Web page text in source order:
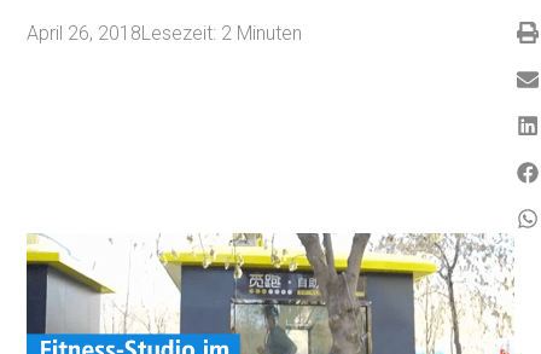
April 26, 2018Lesezeit: 2 Minuten